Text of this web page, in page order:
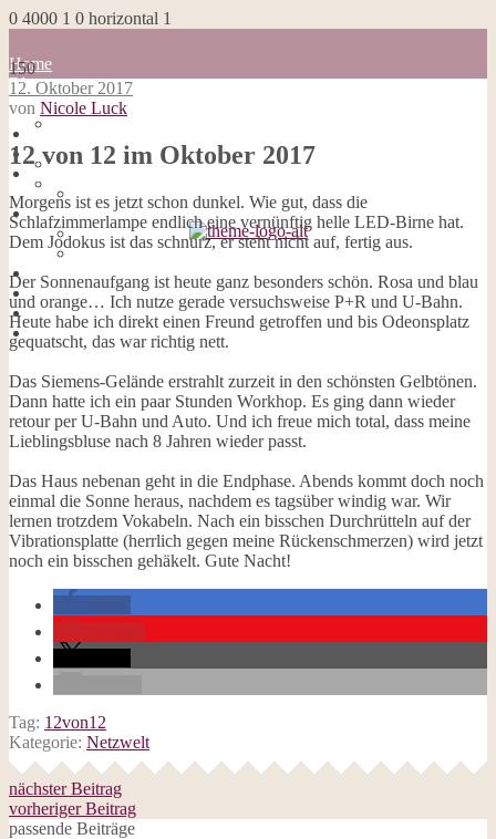
0 4000 1 0 horizontal 1
Home
Blog
about me
Impressum
Datenschutzerklärung
Galerie
Opal-Abos
Strickblogs
Hörbücher
150
Home
Blog
about me
100 Dinge
Impressum
Datenschutzerklärung
Cookies
Galerie
Opal-Abos
Strickblogs
Hörbücher
12. Oktober 2017
von Nicole Luck
12 von 12 im Oktober 2017
Morgens ist es jetzt schon dunkel. Wie gut, dass die
Schlafzimmerlampe endlich eine vernünftig helle LED-Birne hat.
Dem Jodokus ist das schnurz, er steht nicht auf, fertig aus.
Der Sonnenaufgang ist heute ganz besonders schön. Rosa und blau
und orange… Ich nutze gerade versuchsweise P+R und U-Bahn.
Heute habe ich direkt einen Freund getroffen und bis Odeonsplatz
gequatscht, das war richtig nett.
Das Siemens-Gelände erstrahlt zurzeit in den schönsten Gelbtönen.
Dann hatte ich ein paar Stunden Workhop. Es ging dann wieder
retour per U-Bahn und Auto. Und ich freue mich total, dass meine
Lieblingsbluse nach 8 Jahren wieder passt.
Das Haus nebenan geht in die Endphase. Abends kommt doch noch
einmal die Sonne heraus, nachdem es tagsüber windig war. Wir
lernen trotzdem Vokabeln. Nach ein bisschen Durchrütteln auf der
Vibrationsplatte (herrlich gegen meine Rückenschmerzen) wird jetzt
noch ein bisschen gehäkelt. Gute Nacht!
Tag: 12von12
Kategorie: Netzwelt
nächster Beitrag
vorheriger Beitrag
passende Beiträge